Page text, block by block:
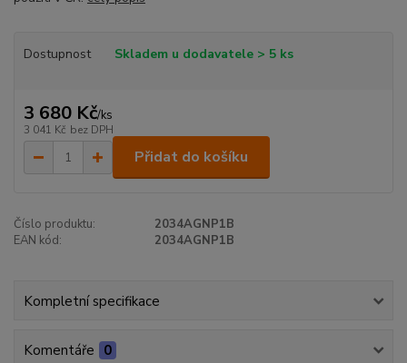
Dostupnost Skladem u dodavatele > 5 ks
3 680 Kč/ks
3 041 Kč bez DPH
Přidat do košíku
Číslo produktu:
2034AGNP1B
EAN kód:
2034AGNP1B
Kompletní specifikace
Komentáře 0